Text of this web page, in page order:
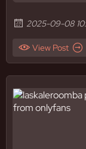
2025-09-08
View Post